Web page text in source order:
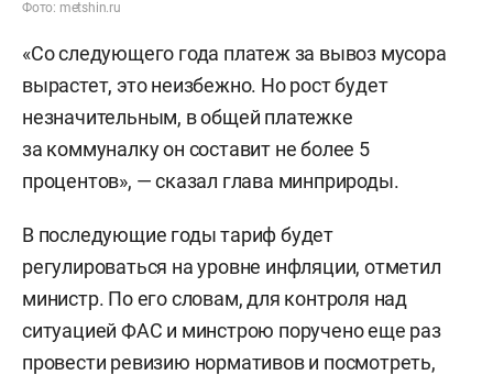
Фото: metshin.ru
«Со следующего года платеж за вывоз мусора
вырастет, это неизбежно. Но рост будет
незначительным, в общей платежке
за коммуналку он составит не более 5
процентов», — сказал глава минприроды.
В последующие годы тариф будет
регулироваться на уровне инфляции, отметил
министр. По его словам, для контроля над
ситуацией ФАС и минстрою поручено еще раз
провести ревизию нормативов и посмотреть,